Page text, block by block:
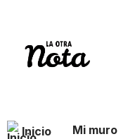
Inicio Mi muro